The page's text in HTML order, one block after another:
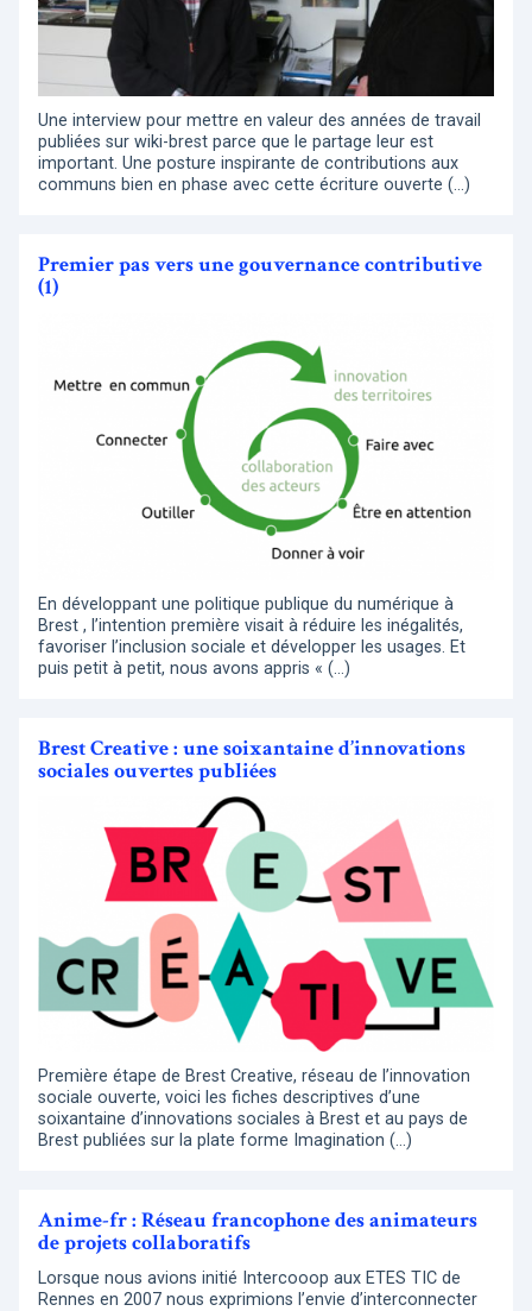
Une interview pour mettre en valeur des années de travail
publiées sur wiki-brest parce que le partage leur est
important. Une posture inspirante de contributions aux
communs bien en phase avec cette écriture ouverte (…)
Premier pas vers une gouvernance contributive
(1)
En développant une politique publique du numérique à
Brest , l’intention première visait à réduire les inégalités,
favoriser l’inclusion sociale et développer les usages. Et
puis petit à petit, nous avons appris « (…)
Brest Creative : une soixantaine d’innovations
sociales ouvertes publiées
Première étape de Brest Creative, réseau de l’innovation
sociale ouverte, voici les fiches descriptives d’une
soixantaine d’innovations sociales à Brest et au pays de
Brest publiées sur la plate forme Imagination (…)
Anime-fr : Réseau francophone des animateurs
de projets collaboratifs
Lorsque nous avions initié Intercooop aux ETES TIC de
Rennes en 2007 nous exprimions l’envie d’interconnecter